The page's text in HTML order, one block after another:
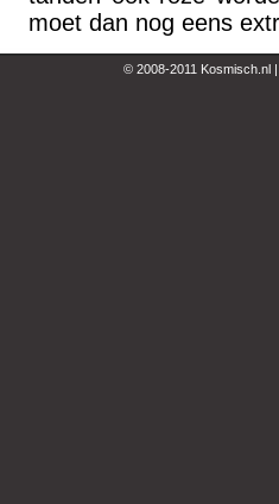
moet dan nog eens
© 2008-2011 Kosmisch.nl